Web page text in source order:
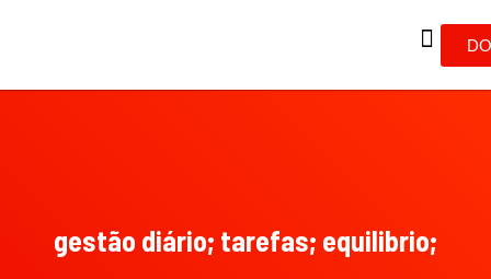
gestão diário; tarefas; equilibrio;